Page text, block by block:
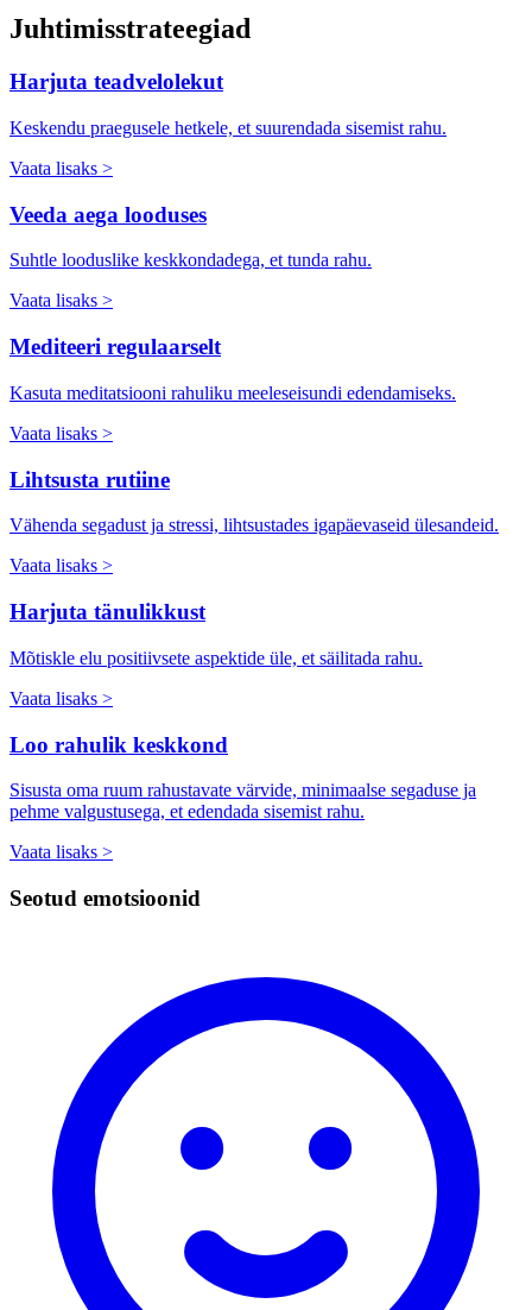
Juhtimisstrateegiad
Harjuta teadvelolekut
Keskendu praegusele hetkele, et suurendada sisemist rahu.
Vaata lisaks >
Veeda aega looduses
Suhtle looduslike keskkondadega, et tunda rahu.
Vaata lisaks >
Mediteeri regulaarselt
Kasuta meditatsiooni rahuliku meeleseisundi edendamiseks.
Vaata lisaks >
Lihtsusta rutiine
Vähenda segadust ja stressi, lihtsustades igapäevaseid ülesandeid.
Vaata lisaks >
Harjuta tänulikkust
Mõtiskle elu positiivsete aspektide üle, et säilitada rahu.
Vaata lisaks >
Loo rahulik keskkond
Sisusta oma ruum rahustavate värvide, minimaalse segaduse ja
pehme valgustusega, et edendada sisemist rahu.
Vaata lisaks >
Seotud emotsioonid